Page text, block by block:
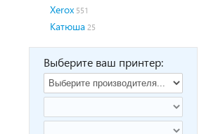
Xerox 551
Катюша 25
Выберите ваш принтер: